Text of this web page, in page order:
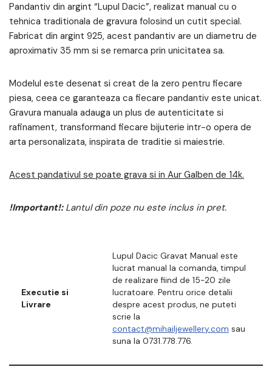
Pandantiv din argint “Lupul Dacic”, realizat manual cu o
tehnica traditionala de gravura folosind un cutit special.
Fabricat din argint 925, acest pandantiv are un diametru de
aproximativ 35 mm si se remarca prin unicitatea sa.
Modelul este desenat si creat de la zero pentru fiecare
piesa, ceea ce garanteaza ca fiecare pandantiv este unicat.
Gravura manuala adauga un plus de autenticitate si
rafinament, transformand fiecare bijuterie intr-o opera de
arta personalizata, inspirata de traditie si maiestrie.
Acest pandativul se poate grava si in Aur Galben de 14k.
!Important!:Lantul din poze nu este inclus in pret.
Executie si
Livrare
Lupul Dacic Gravat Manual este
lucrat manual la comanda, timpul
de realizare fiind de 15-20 zile
lucratoare. Pentru orice detalii
despre acest produs, ne puteti
scrie la
contact@mihailjewellery.com sau
suna la 0731.778.776.